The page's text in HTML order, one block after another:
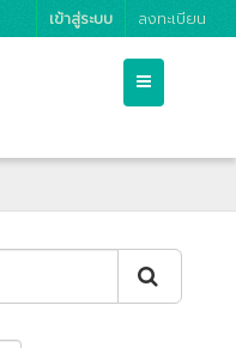
เข้าสู่ระบบ ลงทะเบียน